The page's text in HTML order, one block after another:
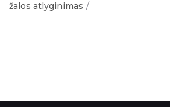
žalos atlyginimas